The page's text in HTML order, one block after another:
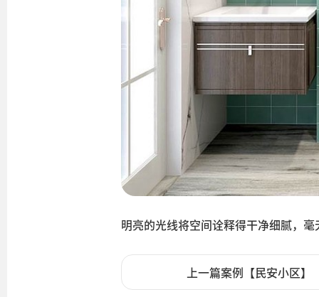
明亮的光线将空间诠释得干净细腻，毫
上一篇案例【民安小区】